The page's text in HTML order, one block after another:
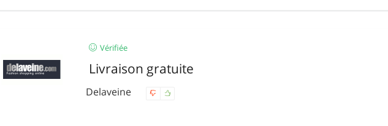
Vérifiée
Livraison gratuite
Delaveine